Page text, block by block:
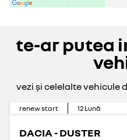
te-ar putea
vezi și celelalte vehicule
renew start 12 Lună
DACIA - DUSTER